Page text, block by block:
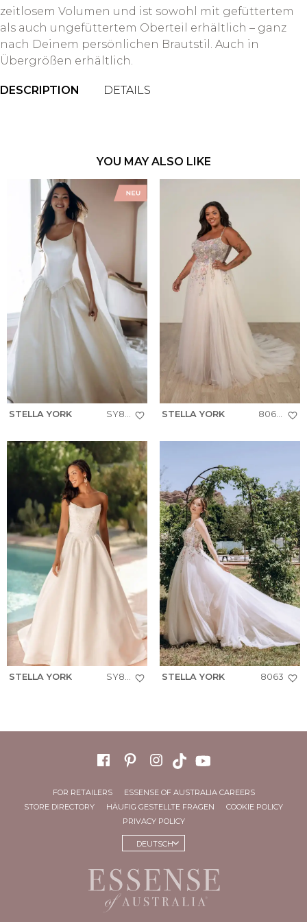
zeitlosem Volumen und ist sowohl mit gefüttertem
als auch ungefüttertem Oberteil erhältlich – ganz
nach Deinem persönlichen Brautstil. Auch in
Übergrößen erhältlich.
DESCRIPTION DETAILS
YOU MAY ALSO LIKE
STELLA YORK SY8334 STELLA YORK 8063+
STELLA YORK STELLA YORK 8063
FOR RETAILERS
ESSENSE OF AUSTRALIA CAREERS
STORE DIRECTORY
HÄUFIG GESTELLTE FRAGEN
COOKIE POLICY
PRIVACY POLICY
DEUTSCH